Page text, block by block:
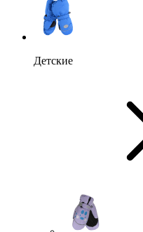
Детские